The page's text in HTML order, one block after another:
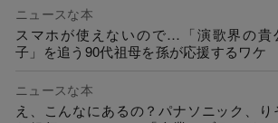
ニュースな本
スマホが使えないので…「演歌界の貴
子」を追う90代祖母を孫が応援するワケ
ニュースな本
え、こんなにあるの？パナソニック、り